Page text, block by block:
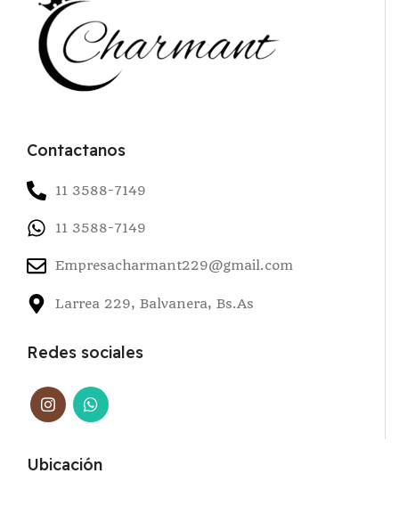
Contactanos
11 3588-7149
11 3588-7149
Empresacharmant229@gmail.com
Larrea 229, Balvanera, Bs.As
Redes sociales
Ubicación